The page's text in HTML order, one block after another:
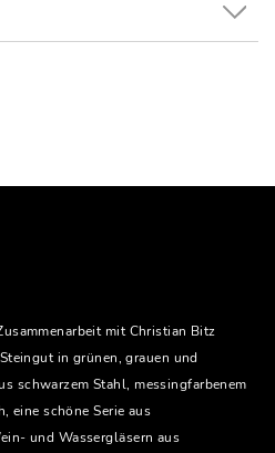
mit Christian Bitz
in grünen, grauen und
schwarzem Stahl, messingfarbenem
eine schöne Serie aus
und Wassergläsern aus